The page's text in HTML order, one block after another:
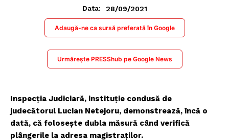
Data:
28/09/2021
Adaugă-ne ca sursă preferată în Google
Urmărește PRESShub pe Google News
Inspecția Judiciară, instituție condusă de
judecătorul Lucian Netejoru, demonstrează, încă o
dată, că folosește dubla măsură când verifică
plângerile la adresa magistraților.